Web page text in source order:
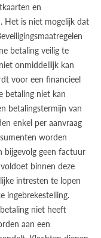
en
Het is niet mogelijk dat
betaling veilig te
onmiddellijk kan
voor een financieel
betaling niet kan
betalingstermijn van
enkel per aanvraag
worden
bijgevolg geen factuur
binnen deze
intresten te lopen
ingebrekestelling.
niet heeft
aan een